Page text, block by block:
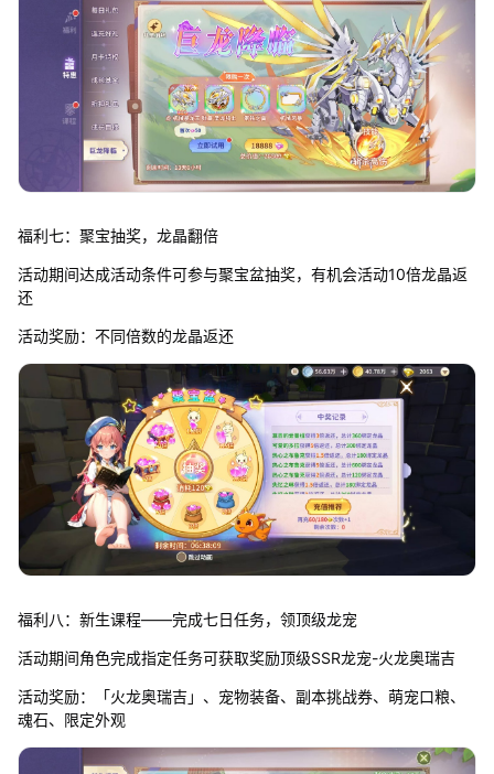
福利七：聚宝抽奖，龙晶翻倍
活动期间达成活动条件可参与聚宝盆抽奖，有机会活动10倍龙晶返
还
活动奖励：不同倍数的龙晶返还
福利八：新生课程——完成七日任务，领顶级龙宠
活动期间角色完成指定任务可获取奖励顶级SSR龙宠-火龙奥瑞吉
活动奖励：「火龙奥瑞吉」、宠物装备、副本挑战券、萌宠口粮、
魂石、限定外观